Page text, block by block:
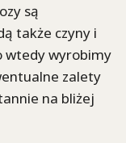
są
także czyny i
wtedy wyrobimy
zalety
na bliżej